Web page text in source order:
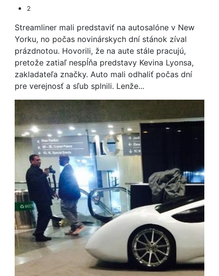
2
Streamliner mali predstaviť na autosalóne v New
Yorku, no počas novinárskych dní stánok zíval
prázdnotou. Hovorili, že na aute stále pracujú,
pretože zatiaľ nespĺňa predstavy Kevina Lyonsa,
zakladateľa značky. Auto mali odhaliť počas dní
pre verejnosť a sľub splnili. Lenže...